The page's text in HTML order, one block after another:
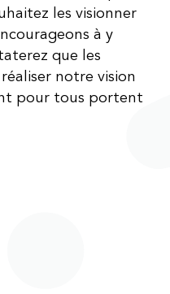
les visionner
à y
que les
notre vision
pour tous portent